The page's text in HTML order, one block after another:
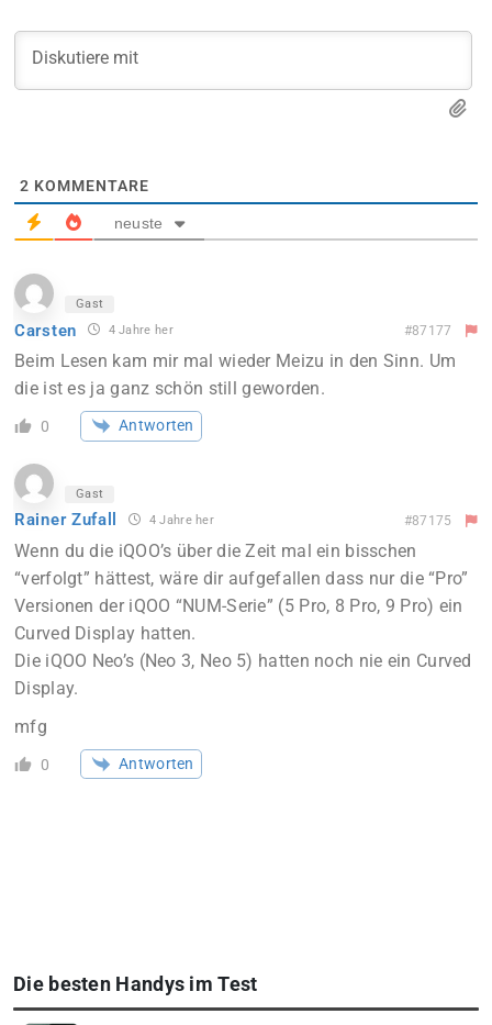
2 KOMMENTARE
neuste
Gast
Carsten 4 Jahre her #87177
Beim Lesen kam mir mal wieder Meizu in den Sinn. Um
die ist es ja ganz schön still geworden.
0 Antworten
Gast
Rainer Zufall 4 Jahre her #87175
Wenn du die iQOO’s über die Zeit mal ein bisschen
“verfolgt” hättest, wäre dir aufgefallen dass nur die “Pro”
Versionen der iQOO “NUM-Serie” (5 Pro, 8 Pro, 9 Pro) ein
Curved Display hatten.
Die iQOO Neo’s (Neo 3, Neo 5) hatten noch nie ein Curved
Display.
mfg
0 Antworten
Die besten Handys im Test